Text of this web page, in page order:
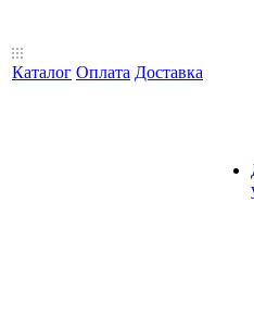
Каталог Оплата Доставка